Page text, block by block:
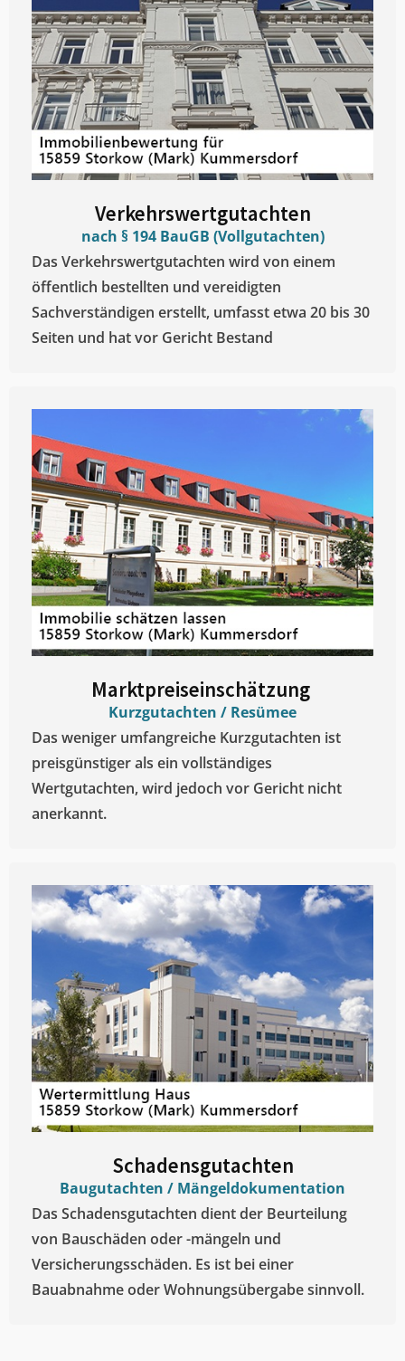
Verkehrswertgutachten
nach § 194 BauGB (Vollgutachten)
Das Verkehrswertgutachten wird von einem
öffentlich bestellten und vereidigten
Sachverständigen erstellt, umfasst etwa 20 bis 30
Seiten und hat vor Gericht Bestand
Marktpreiseinschätzung ​
Kurzgutachten / Resümee
Das weniger umfangreiche Kurzgutachten ist
preisgünstiger als ein vollständiges
Wertgutachten, wird jedoch vor Gericht nicht
anerkannt.
Schadensgutachten
Baugutachten / Mängeldokumentation
Das Schadensgutachten dient der Beurteilung
von Bauschäden oder -mängeln und
Versicherungsschäden. Es ist bei einer
Bauabnahme oder Wohnungsübergabe sinnvoll.